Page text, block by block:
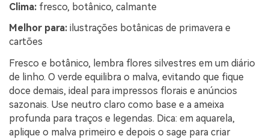
Clima: fresco, botânico, calmante
Melhor para: ilustrações botânicas de primavera e
cartões
Fresco e botânico, lembra flores silvestres em um diário
de linho. O verde equilibra o malva, evitando que fique
doce demais, ideal para impressos florais e anúncios
sazonais. Use neutro claro como base e a ameixa
profunda para traços e legendas. Dica: em aquarela,
aplique o malva primeiro e depois o sage para criar